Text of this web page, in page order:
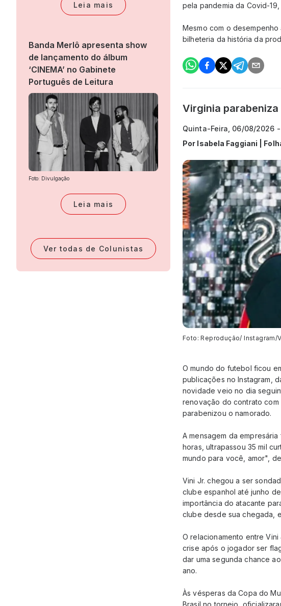
Leia mais
Banda Merlô apresenta show
de lançamento do álbum
‘CINEMA’ no Gabinete
Português de Leitura
Foto: Divulgação
Leia mais
Ver todas de Colunistas
pela pandemia da Covid-
Mesmo com o
bilheteria da história da
Virginia
Quinta-Feira, 06/08/2026 -
Por Isabela Faggiani |
Foto: Reprodução/ Instagram/
O mundo do futebol ficou
publicações no Instagram,
novidade veio no dia
renovação do contrato com
parabenizou o namorado.
A mensagem da
horas, ultrapassou 35 mil
mundo para você, amor",
Vini Jr. chegou a ser
clube espanhol até junho
importância do atacante
clube desde sua chegada,
O relacionamento entre
crise após o jogador ser
dar uma segunda chance
ano.
Às vésperas da Copa do